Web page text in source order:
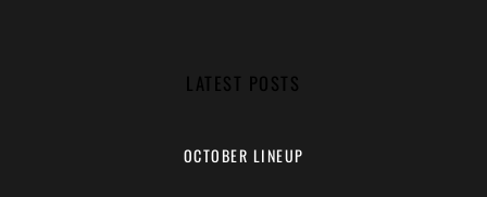
LATEST POSTS
OCTOBER LINEUP